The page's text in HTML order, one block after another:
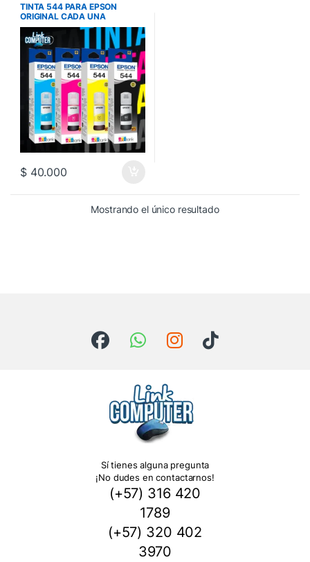
TINTA 544 PARA EPSON
ORIGINAL CADA UNA
$40.000
Mostrando el único resultado
Sí tienes alguna pregunta
¡No dudes en contactarnos!
(+57) 316 420
1789
(+57) 320 402
3970